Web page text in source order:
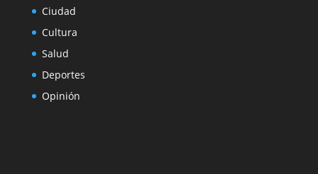
Ciudad
Cultura
Salud
Deportes
Opinión